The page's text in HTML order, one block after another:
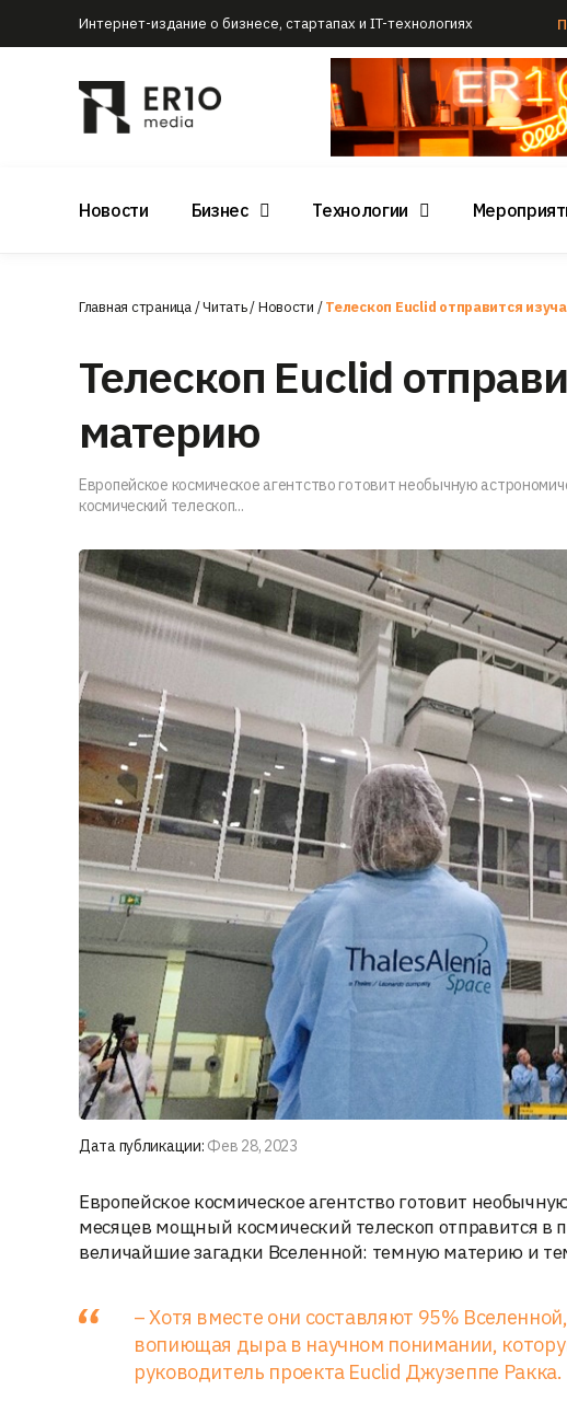
Интернет-издание о бизнесе, стартапах и IT-технологиях
Новости Бизнес Технологии
Главная страница/Читать/Новости /Телескоп Euclid отправится
Телескоп Euclid
материю
Европейское космическое агентство готовит необычную
космический телескоп...
Дата публикации: Фев 28, 2023
Европейское космическое агентство готовит
месяцев мощный космический телескоп отправится в
величайшие загадки Вселенной: темную материю и
– Хотя вместе они составляют 95%
вопиющая дыра в научном понимании,
руководитель проекта Euclid Джузеппе Ракка.